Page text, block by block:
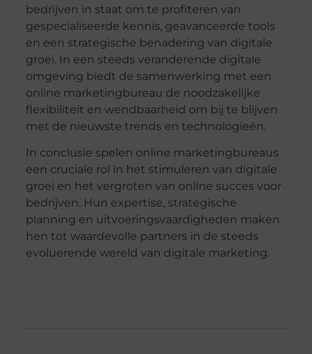
bedrijven in staat om te profiteren van
gespecialiseerde kennis, geavanceerde tools
en een strategische benadering van digitale
groei. In een steeds veranderende digitale
omgeving biedt de samenwerking met een
online marketingbureau de noodzakelijke
flexibiliteit en wendbaarheid om bij te blijven
met de nieuwste trends en technologieën.
In conclusie spelen online marketingbureaus
een cruciale rol in het stimuleren van digitale
groei en het vergroten van online succes voor
bedrijven. Hun expertise, strategische
planning en uitvoeringsvaardigheden maken
hen tot waardevolle partners in de steeds
evoluerende wereld van digitale marketing.